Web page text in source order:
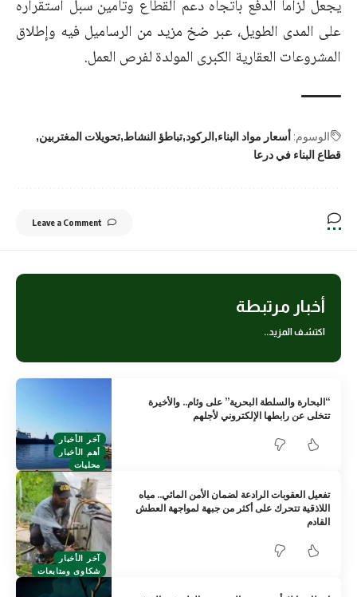
يجعل لزاماً الدفع باتجاه دعم القطاع وتأمين سبل استقراره
على المدى الطويل، عبر ضخ مزيد من الرساميل فيه وإطلاق
المشروعات العقارية الكبرى المولدة لفرص العمل.
الوسوم: أسعار مواد البناء الركود تباطؤ النشاط تحويلات المغتربين
قطاع البناء في درعا
Leave a Comment
أخبار مرتبطة
اكتشف المزيد..
آخر الأخبار
أهم الأخبار
محليات
“البحارة والسلطة البحرية” على وئام.. والأخيرة
تتخلى عن رابطها الإلكتروني لأجلهم
آخر الأخبار
شكاوى ومتابعات
تفعيل العقوبات الرادعة لضمان الأمن المائي.. مياه
اللاذقية تتحرك على أكثر من جبهة لمواجهة العطش
القادم